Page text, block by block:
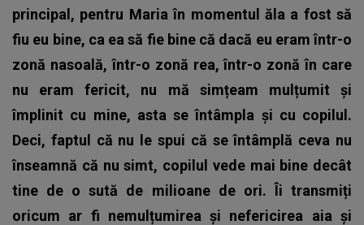
principal, pentru Maria în momentul ăla a fost să
fiu eu bine, ca ea să fie bine că dacă eu eram într-o
zonă nasoală, într-o zonă rea, într-o zonă în care
nu eram fericit, nu mă simțeam mulțumit și
împlinit cu mine, asta se întâmpla și cu copilul.
Deci, faptul că nu le spui că se întâmplă ceva nu
înseamnă că nu simt, copilul vede mai bine decât
tine de o sută de milioane de ori. Îi transmiți
oricum ar fi nemulțumirea și nefericirea aia și